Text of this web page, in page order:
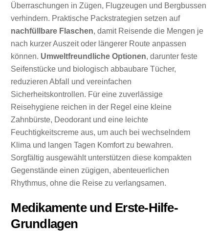
Überraschungen in Zügen, Flugzeugen und Bergbussen
verhindern. Praktische Packstrategien setzen auf
nachfüllbare Flaschen, damit Reisende die Mengen je
nach kurzer Auszeit oder längerer Route anpassen
können. Umweltfreundliche Optionen, darunter feste
Seifenstücke und biologisch abbaubare Tücher,
reduzieren Abfall und vereinfachen
Sicherheitskontrollen. Für eine zuverlässige
Reisehygiene reichen in der Regel eine kleine
Zahnbürste, Deodorant und eine leichte
Feuchtigkeitscreme aus, um auch bei wechselndem
Klima und langen Tagen Komfort zu bewahren.
Sorgfältig ausgewählt unterstützen diese kompakten
Gegenstände einen zügigen, abenteuerlichen
Rhythmus, ohne die Reise zu verlangsamen.
Medikamente und Erste-Hilfe-
Grundlagen